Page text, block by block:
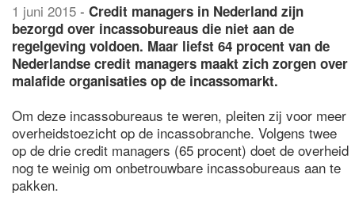
1 juni 2015 - Credit managers in Nederland zijn
bezorgd over incassobureaus die niet aan de
regelgeving voldoen. Maar liefst 64 procent van de
Nederlandse credit managers maakt zich zorgen over
malafide organisaties op de incassomarkt.
Om deze incassobureaus te weren, pleiten zij voor meer
overheidstoezicht op de incassobranche. Volgens twee
op de drie credit managers (65 procent) doet de overheid
nog te weinig om onbetrouwbare incassobureaus aan te
pakken.